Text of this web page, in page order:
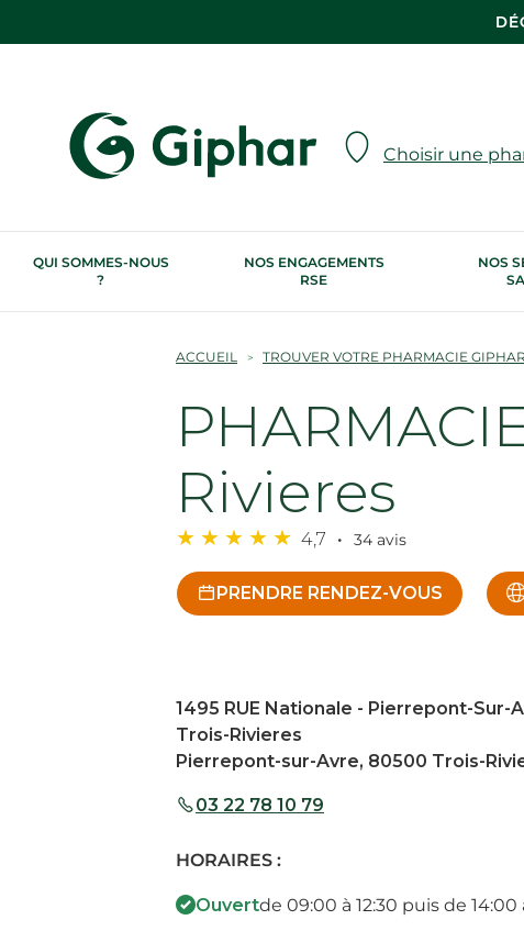
Choisir une
QUI SOMMES-NOUS
?
NOS ENGAGEMENTS
RSE
NOS
ACCUEIL TROUVER VOTRE PHARMACIE GIPHAR
Rivieres
4,7 34 avis
PRENDRE RENDEZ-VOUS
1495 RUE Nationale - Pierrepont-Sur-
Trois-Rivieres
Pierrepont-sur-Avre, 80500 Trois-
03 22 78 10 79
HORAIRES :
Ouvertde 09:00 à 12:30 puis de 14:00